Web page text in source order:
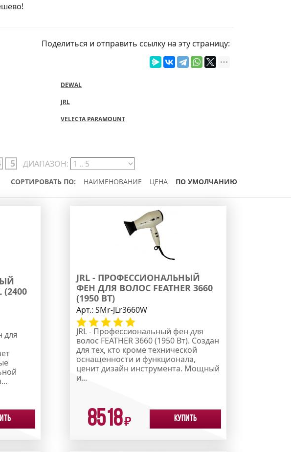
Поделиться и отправить ссылку на эту страницу:
DEWAL
JRL
VELECTA PARAMOUNT
5 ДИАПАЗОН:
СОРТИРОВАТЬ ПО: НАИМЕНОВАНИЕ ЦЕНА ПО УМОЛЧАНИЮ
для
JRL - ПРОФЕССИОНАЛЬНЫЙ
ФЕН ДЛЯ ВОЛОС FEATHER 3660
(1950 ВТ)
Арт.:SMr-JLr3660W
JRL - Профессиональный фен для
волос FEATHER 3660 (1950 Вт). Создан
для тех, кто кроме технической
оснащенности и функционала,
ценит дизайн инструмента. Мощный
и...
8518₽ Купить